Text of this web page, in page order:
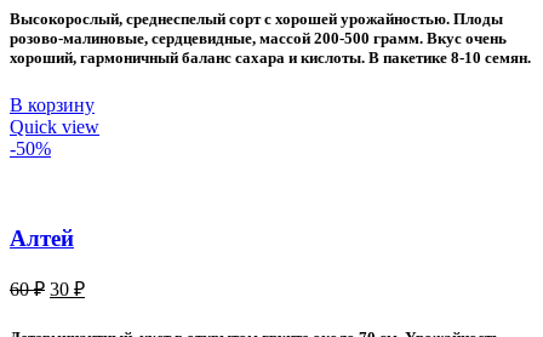
70 ₽.
40 ₽.
Высокорослый, среднеспелый сорт с хорошей урожайностью. Плоды
розово-малиновые, сердцевидные, массой 200-500 грамм. Вкус очень
хороший, гармоничный баланс сахара и кислоты. В пакетике 8-10 семян.
В корзину
Quick view
-50%
Алтей
60₽ Первоначальная
составляла
30 ₽Текущая
30 ₽.